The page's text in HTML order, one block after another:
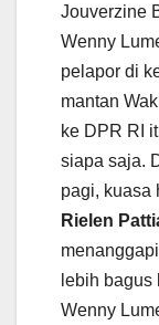
Jouverzine
Wenny
pelapor di
mantan
ke DPR RI
siapa saja.
pagi, kuasa
Rielen
lebih
Wenny